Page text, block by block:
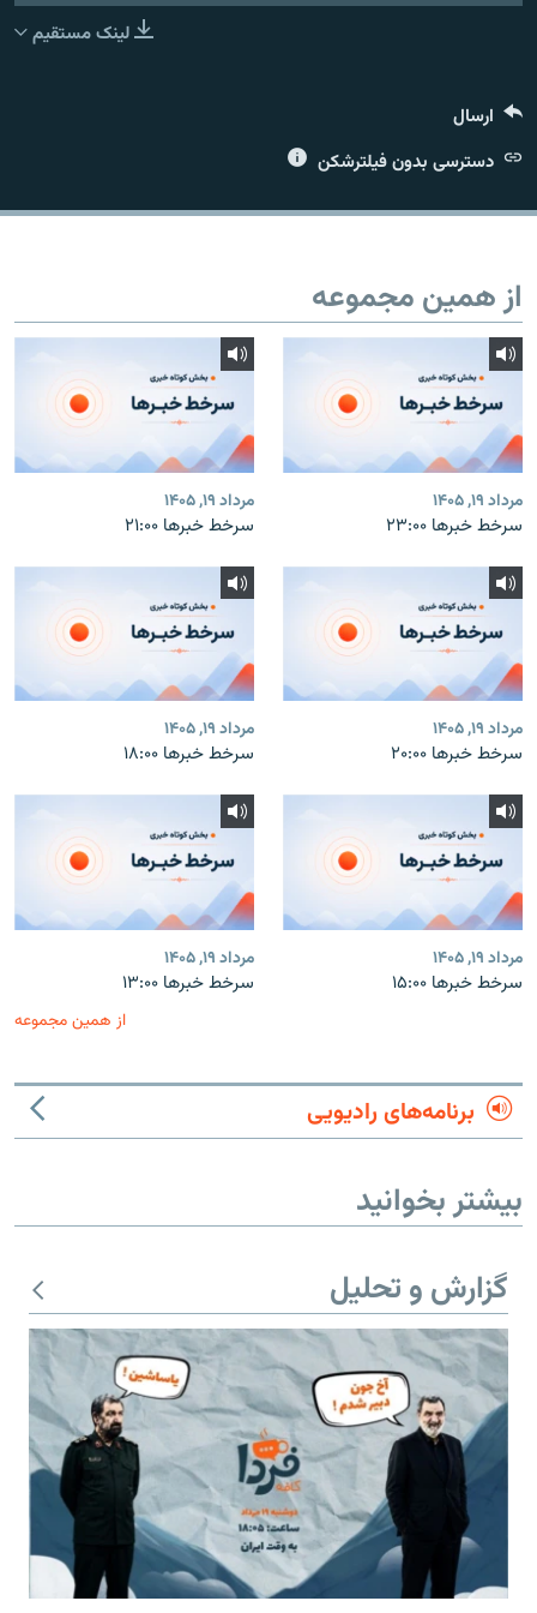
لینک مستقیم
ارسال
دسترسی بدون فیلترشکن
از همین مجموعه
مرداد ۱۹, ۱۴۰۵
سرخط خبرها ۲۳:۰۰
مرداد ۱۹, ۱۴۰۵
سرخط خبرها ۲۱:۰۰
مرداد ۱۹, ۱۴۰۵
سرخط خبرها ۲۰:۰۰
مرداد ۱۹, ۱۴۰۵
سرخط خبرها ۱۸:۰۰
مرداد ۱۹, ۱۴۰۵
سرخط خبرها ۱۵:۰۰
مرداد ۱۹, ۱۴۰۵
سرخط خبرها ۱۳:۰۰
از همین مجموعه
برنامه‌های رادیویی
بیشتر بخوانید
گزارش و تحلیل